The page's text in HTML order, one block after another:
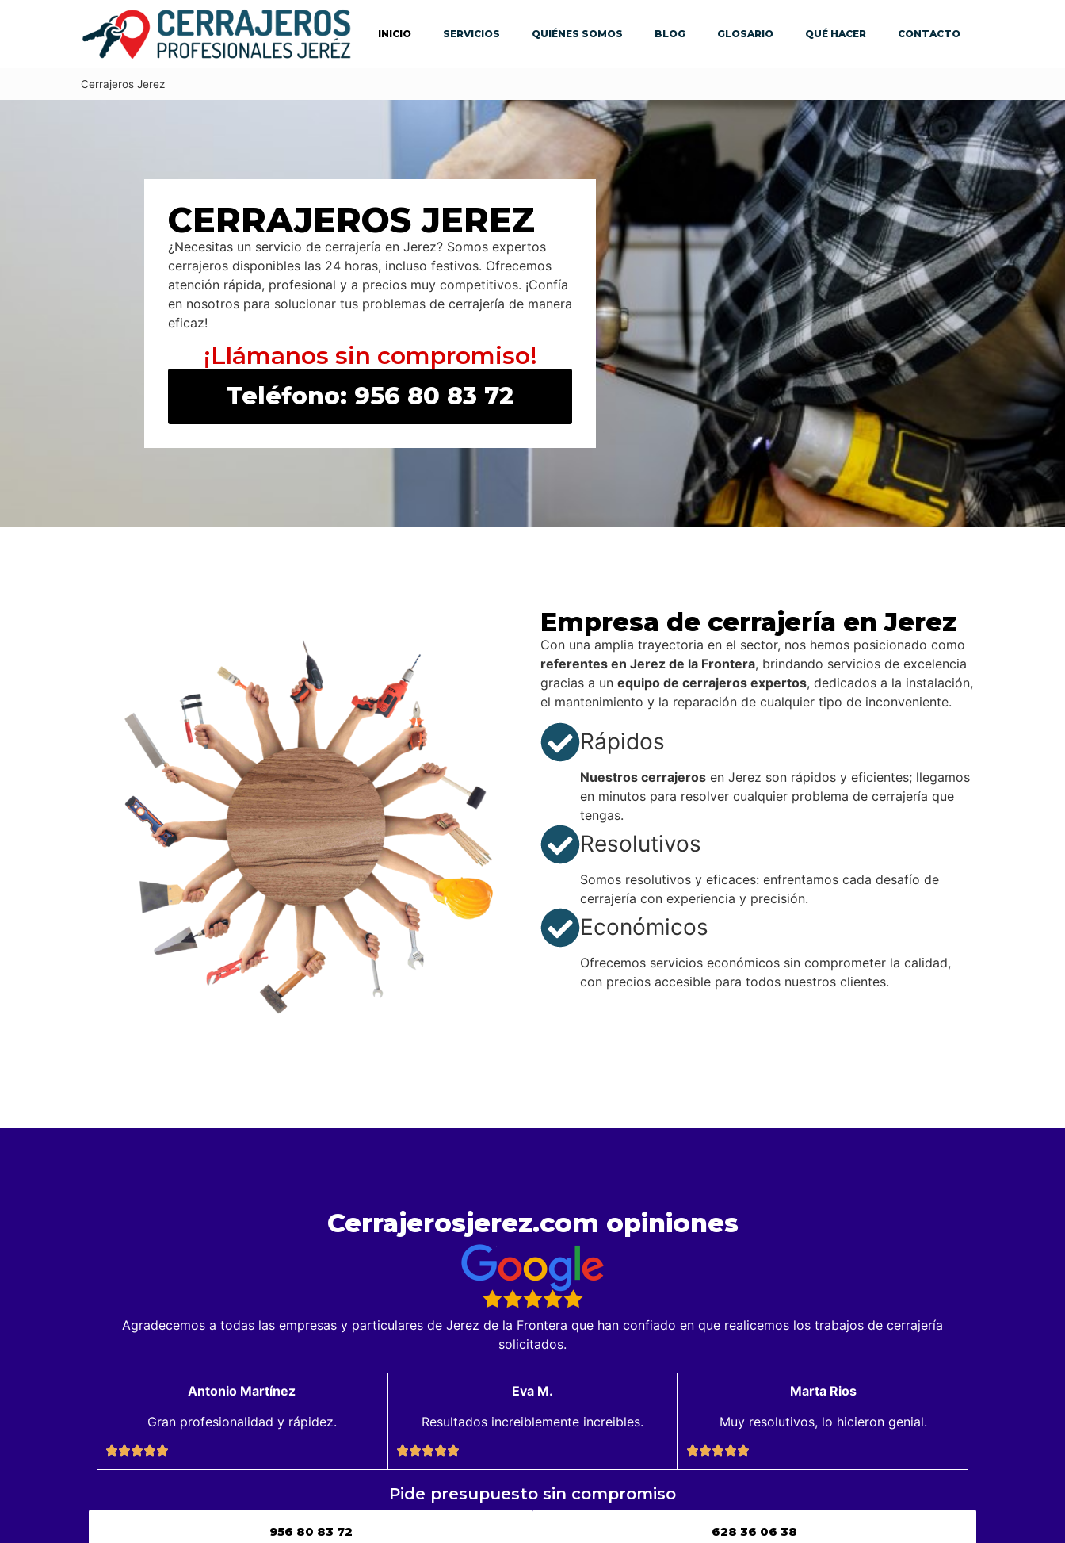
INICIO SERVICIOS QUIÉNES SOMOS BLOG GLOSARIO QUÉ HACER CONTACTO
Cerrajeros Jerez
CERRAJEROS JEREZ
¿Necesitas un servicio de cerrajería en Jerez? Somos expertos
cerrajeros disponibles las 24 horas, incluso festivos. Ofrecemos
atención rápida, profesional y a precios muy competitivos. ¡Confía
en nosotros para solucionar tus problemas de cerrajería de manera
eficaz!
¡Llámanos sin compromiso!
Teléfono: 956 80 83 72
Empresa de cerrajería en Jerez
Con una amplia trayectoria en el sector, nos hemos posicionado como
referentes en Jerez de la Frontera, brindando servicios de excelencia
gracias a un equipo de cerrajeros expertos, dedicados a la instalación,
el mantenimiento y la reparación de cualquier tipo de inconveniente.
Rápidos
Nuestros cerrajeros en Jerez son rápidos y eficientes; llegamos
en minutos para resolver cualquier problema de cerrajería que
tengas.
Resolutivos
Somos resolutivos y eficaces: enfrentamos cada desafío de
cerrajería con experiencia y precisión.
Económicos
Ofrecemos servicios económicos sin comprometer la calidad,
con precios accesible para todos nuestros clientes.
Cerrajerosjerez.com opiniones
Agradecemos a todas las empresas y particulares de Jerez de la Frontera que han confiado en que realicemos los trabajos de cerrajería
solicitados.
Antonio Martínez
Gran profesionalidad y rápidez.
Eva M.
Resultados increiblemente increibles.
Marta Rios
Muy resolutivos, lo hicieron genial.
Pide presupuesto sin compromiso
628 36 06 38
956 80 83 72